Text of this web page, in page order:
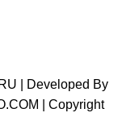
| Developed By
| Copyright